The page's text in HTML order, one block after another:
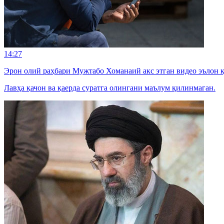
14:27
Эрон олий раҳбари Мужтабо Хоманаий акс этган видео эълон
Лавҳа қачон ва қаерда суратга олингани маълум қилинмаган.